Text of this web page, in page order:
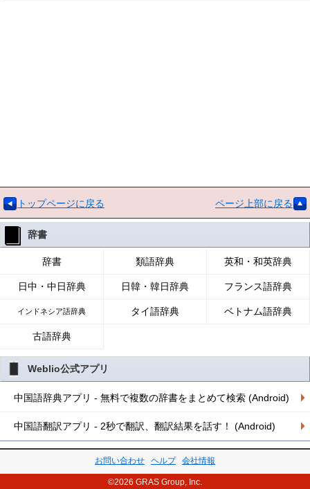
トップページに戻る ページ上部に戻る
辞書
辞書 類語辞典 英和・和英辞典
日中・中日辞典 日韓・韓日辞典 フランス語辞典
インドネシア語辞典 タイ語辞典 ベトナム語辞典
古語辞典
Weblio公式アプリ
中国語辞典アプリ - 無料で複数の辞書をまとめて検索 (Android)
中国語翻訳アプリ - 2秒で翻訳、翻訳結果を話す！ (Android)
お問い合わせ ヘルプ 会社情報
©2026 GRAS Group, Inc.